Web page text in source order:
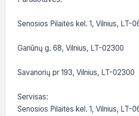
Senosios Pilaitės kel. 1, Vilnius, LT-
Gariūnų g. 68, Vilnius, LT-02300
Savanorių pr 193, Vilnius, LT-02300
Servisas:
Senosios Pilaitės kel. 1, Vilnius, LT-